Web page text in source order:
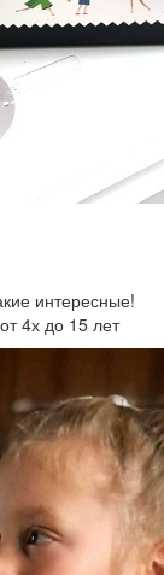
интересные!
4х до 15 лет